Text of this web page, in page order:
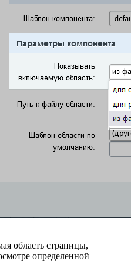
область страницы,
определенной